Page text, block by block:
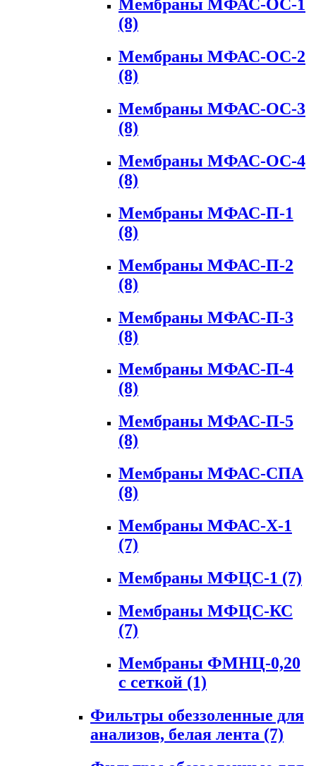
Мембраны МФАС-ОС-1
(8)
Мембраны МФАС-ОС-2
(8)
Мембраны МФАС-ОС-3
(8)
Мембраны МФАС-ОС-4
(8)
Мембраны МФАС-П-1
(8)
Мембраны МФАС-П-2
(8)
Мембраны МФАС-П-3
(8)
Мембраны МФАС-П-4
(8)
Мембраны МФАС-П-5
(8)
Мембраны МФАС-СПА
(8)
Мембраны МФАС-Х-1
(7)
Мембраны МФЦС-1 (7)
Мембраны МФЦС-КС
(7)
Мембраны ФМНЦ-0,20
с сеткой (1)
Фильтры обеззоленные для
анализов, белая лента (7)